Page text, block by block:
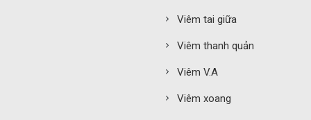
Viêm tai giữa
Viêm thanh quản
Viêm V.A
Viêm xoang